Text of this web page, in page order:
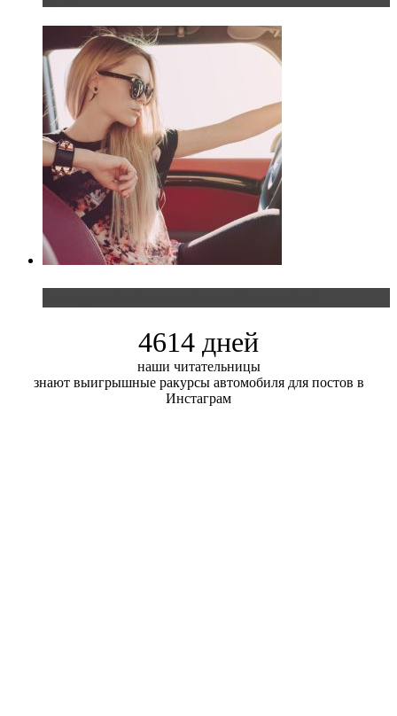
4614 дней
наши читательницы
знают выигрышные ракурсы автомобиля для постов в
Инстаграм